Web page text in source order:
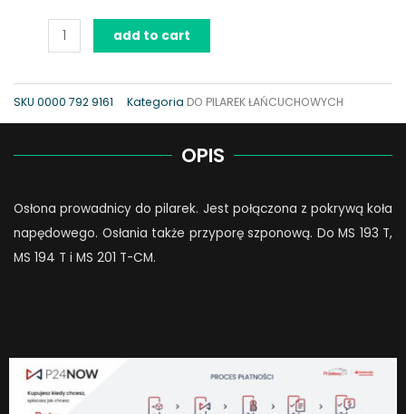
Osłona
prowadnicy
quantity
add to cart
SKU 0000 792 9161 Kategoria DO PILAREK ŁAŃCUCHOWYCH
OPIS
Osłona prowadnicy do pilarek. Jest połączona z pokrywą koła
napędowego. Osłania także przyporę szponową. Do MS 193 T,
MS 194 T i MS 201 T-CM.